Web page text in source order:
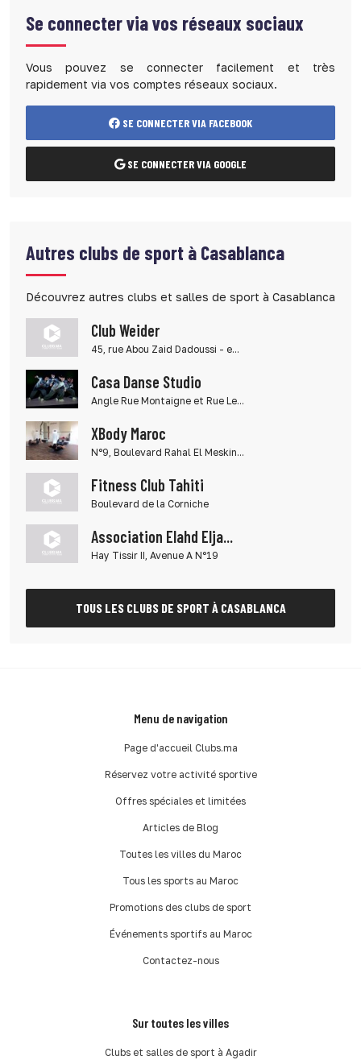
Se connecter via vos réseaux sociaux
Vous pouvez se connecter facilement et très
rapidement via vos comptes réseaux sociaux.
SE CONNECTER VIA FACEBOOK
SE CONNECTER VIA GOOGLE
Autres clubs de sport à Casablanca
Découvrez autres clubs et salles de sport à Casablanca
Club Weider
45, rue Abou Zaid Dadoussi - e...
Casa Danse Studio
Angle Rue Montaigne et Rue Le...
XBody Maroc
N°9, Boulevard Rahal El Meskin...
Fitness Club Tahiti
Boulevard de la Corniche
Association Elahd Elja...
Hay Tissir II, Avenue A N°19
TOUS LES CLUBS DE SPORT À CASABLANCA
Menu de navigation
Page d'accueil Clubs.ma
Réservez votre activité sportive
Offres spéciales et limitées
Articles de Blog
Toutes les villes du Maroc
Tous les sports au Maroc
Promotions des clubs de sport
Événements sportifs au Maroc
Contactez-nous
Sur toutes les villes
Clubs et salles de sport à Agadir